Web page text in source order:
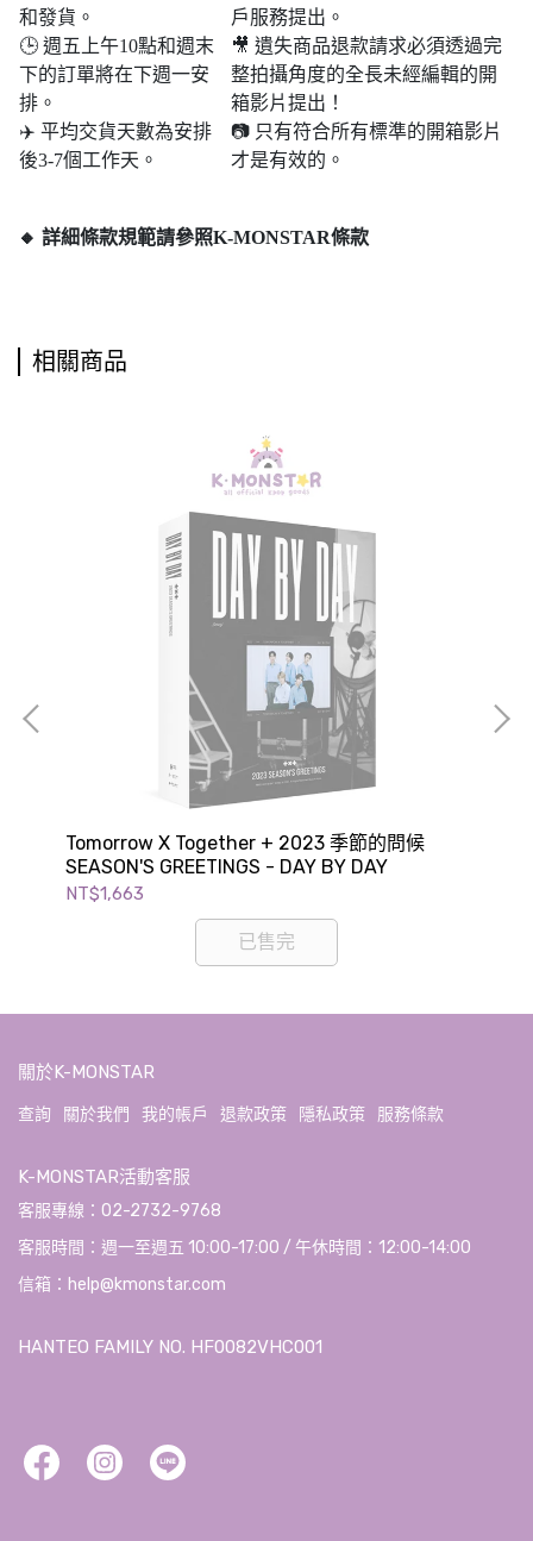
和發貨。
🕒 週五上午10點和週末​​
下的訂單將在下週一安
排。
✈️ 平均交貨天數為安排
後3-7個工作天。
戶服務提出。
🎥 遺失商品退款請求必須透過完
整拍攝角度的全長未經編輯的開
箱影片提出！
📷 只有符合所有標準的開箱影片
才是有效的。
🔸 詳細條款規範請參照K-MONSTAR條款
相關商品
Tomorrow X Together + 2023 季節的問候
SEASON'S GREETINGS - DAY BY DAY
NT$1,663
已售完
關於K-MONSTAR
查詢 關於我們 我的帳戶 退款政策 隱私政策 服務條款
K-MONSTAR活動客服
客服專線：02-2732-9768
客服時間：週一至週五 10:00-17:00 / 午休時間：12:00-14:00
信箱：help@kmonstar.com
HANTEO FAMILY NO. HF0082VHC001